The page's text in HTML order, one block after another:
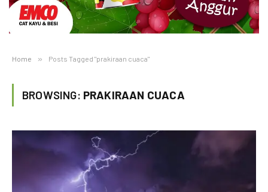
Home » Posts Tagged "prakiraan cuaca"
BROWSING: PRAKIRAAN CUACA